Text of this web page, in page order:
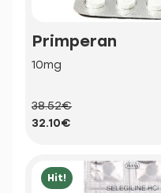
Primperan
10mg
38.52€
32.10€
Hit!